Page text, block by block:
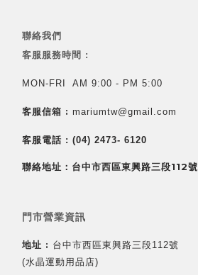
聯絡我們
客服服務時間 :
MON-FRI AM 9:00 - PM 5:00
客服信箱 : mariumtw@gmail.com
客服電話 : (04) 2473- 6120
聯絡地址：台中市西區東興路三段112號
門市營業資訊
地址 : 台中市西區東興路三段112號
(水晶運動用品店)